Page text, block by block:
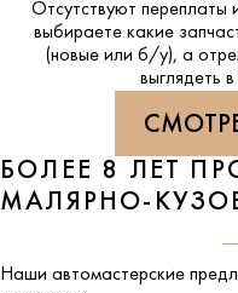
Отсутствуют
выбираете какие
(новые или б/у), а
выглядеть
БОЛЕЕ 8 ЛЕТ
МАЛЯРНО-
Наши автомастерские